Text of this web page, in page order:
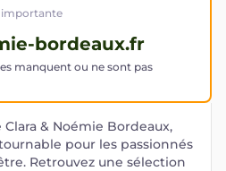
bordeaux.fr
manquent ou ne sont pas
& Noémie Bordeaux,
pour les passionnés
Retrouvez une sélection